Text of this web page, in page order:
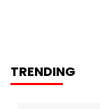
TRENDING